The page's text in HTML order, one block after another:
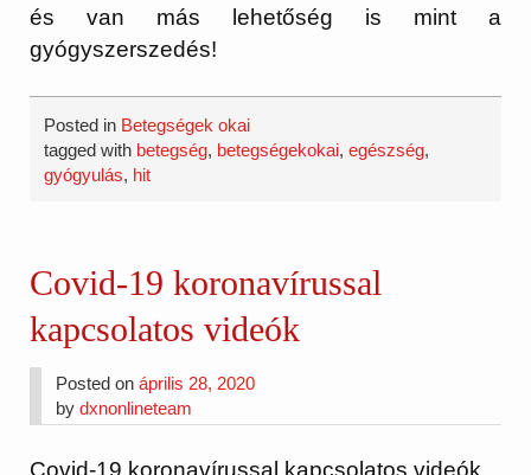
és van más lehetőség is mint a
gyógyszerszedés!
Posted in Betegségek okai
tagged with betegség, betegségekokai,egészség,
gyógyulás, hit
Covid-19 koronavírussal
kapcsolatos videók
Posted onáprilis 28, 2020
bydxnonlineteam